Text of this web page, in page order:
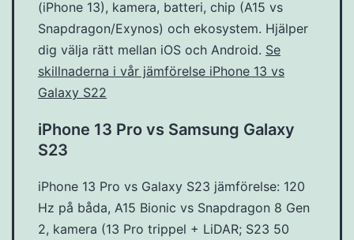
(iPhone 13), kamera, batteri, chip (A15 vs
Snapdragon/Exynos) och ekosystem. Hjälper
dig välja rätt mellan iOS och Android. Se
skillnaderna i vår jämförelse iPhone 13 vs
Galaxy S22
iPhone 13 Pro vs Samsung Galaxy
S23
iPhone 13 Pro vs Galaxy S23 jämförelse: 120
Hz på båda, A15 Bionic vs Snapdragon 8 Gen
2, kamera (13 Pro trippel + LiDAR; S23 50